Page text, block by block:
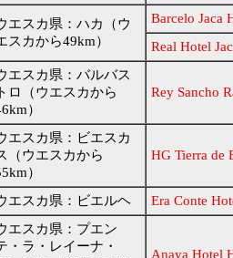
エスカ県：ハカ（ウ
スカから49km）
Barcelo Jaca
Real Hotel
エスカ県：バルバス
トロ（ウエスカから
）
Rey Sancho
エスカ県：ビエスカ
（ウエスカから
）
HG Tierra de
エスカ県：ビエルヘ
Era Conte
エスカ県：プエン
・ラ・レイーナ・
Anaya Hotel